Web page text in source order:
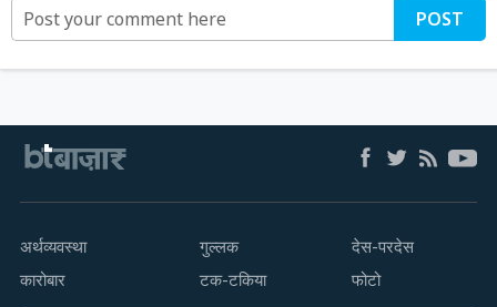
POST
अर्थव्यवस्था
कारोबार
गुल्लक
टक-टकिया
देस-परदेस
फोटो